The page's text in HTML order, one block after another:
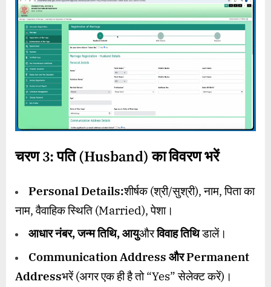
चरण3:पति (Husband)का विवरण भरें
Personal Details:शीर्षक (श्री/सुश्री), नाम, पिता का
नाम, वैवाहिक स्थिति (Married), पेशा।
आधार नंबर,जन्म तिथि,आयुऔरविवाह तिथिडालें।
Communication Address औरPermanent
Addressभरें (अगर एक ही है तो “Yes” सेलेक्ट करें)।